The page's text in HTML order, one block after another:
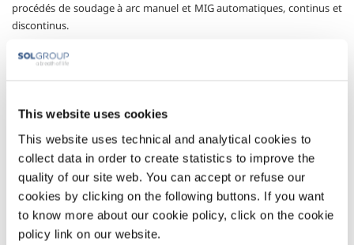
This website uses cookies
This website uses technical and analytical cookies to
collect data in order to create statistics to improve the
quality of our site web. You can accept or refuse our
cookies by clicking on the following buttons. If you want
to know more about our cookie policy, click on the cookie
policy link on our website.
procédés de soudage à arc manuel et MIG automatiques, continus et
discontinus.
Des capteurs indépendants et un étalonnage régulier garantissent la
conformité avec les normes les plus strictes du secteur (ISO 3438 - 2) ;
périodique des matériaux de soudage.
Secteurs d'application
Chantiers navals
Menuiserie
Travail des métaux non ferreux